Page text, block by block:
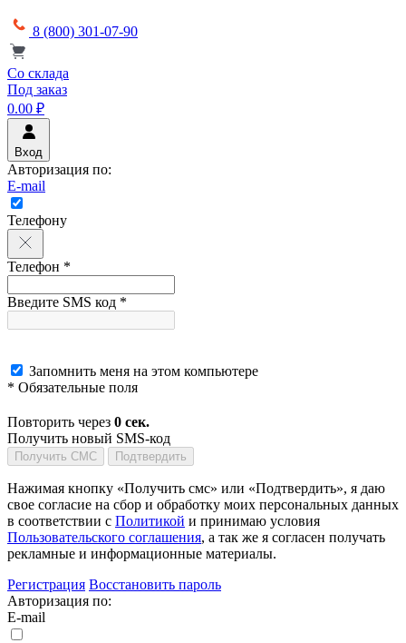
8 (800) 301-07-90
Со склада
Под заказ
0.00 ₽
Вход
Авторизация по:
E-mail
Телефону
Телефон *
Введите SMS код *
Запомнить меня на этом компьютере
* Обязательные поля
Повторить через 0 сек.
Получить новый SMS-код
Получить СМС Подтвердить
Нажимая кнопку «Получить смс» или «Подтвердить», я даю
свое согласие на сбор и обработку моих персональных данных
в соответствии с Политикой и принимаю условия
Пользовательского соглашения, а так же я согласен получать
рекламные и информационные материалы.
Регистрация Восстановить пароль
Авторизация по:
E-mail